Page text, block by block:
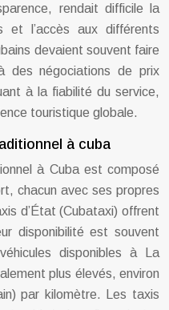
rendait difficile la
et l’accès aux différents
devaient souvent faire
des négociations de prix
à la fiabilité du service,
touristique globale.
à cuba
à Cuba est composé
chacun avec ses propres
d’État (Cubataxi) offrent
disponibilité est souvent
disponibles à La
plus élevés, environ
par kilomètre. Les taxis